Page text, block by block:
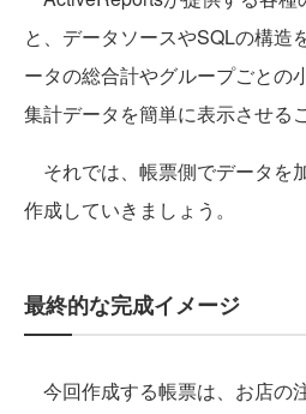
と、データソースやSQLの構造
ータの総合計やグループごとの
集計データを簡単に表示させる
それでは、帳票側でデータを
作成していきましょう。
最終的な完成イメージ
今回作成する帳票は、お店の